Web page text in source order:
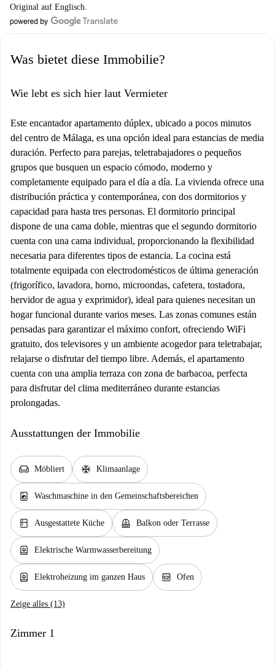
Original auf Englisch.
Was bietet diese Immobilie?
Wie lebt es sich hier laut Vermieter
Este encantador apartamento dúplex, ubicado a pocos minutos
del centro de Málaga, es una opción ideal para estancias de media
duración. Perfecto para parejas, teletrabajadores o pequeños
grupos que busquen un espacio cómodo, moderno y
completamente equipado para el día a día. La vivienda ofrece una
distribución práctica y contemporánea, con dos dormitorios y
capacidad para hasta tres personas. El dormitorio principal
dispone de una cama doble, mientras que el segundo dormitorio
cuenta con una cama individual, proporcionando la flexibilidad
necesaria para diferentes tipos de estancia. La cocina está
totalmente equipada con electrodomésticos de última generación
(frigorífico, lavadora, horno, microondas, cafetera, tostadora,
hervidor de agua y exprimidor), ideal para quienes necesitan un
hogar funcional durante varios meses. Las zonas comunes están
pensadas para garantizar el máximo confort, ofreciendo WiFi
gratuito, dos televisores y un ambiente acogedor para teletrabajar,
relajarse o disfrutar del tiempo libre. Además, el apartamento
cuenta con una amplia terraza con zona de barbacoa, perfecta
para disfrutar del clima mediterráneo durante estancias
prolongadas.
Ausstattungen der Immobilie
chair Möbliert ac_unit Klimaanlage
local_laundry_service Waschmaschine in den Gemeinschaftsbereichen
kitchen Ausgestattete Küche balcony Balkon oder Terrasse
water_heater Elektrische Warmwasserbereitung
water_heater Elektroheizung im ganzen Haus oven_gen Ofen
Zeige alles (13)
Zimmer 1